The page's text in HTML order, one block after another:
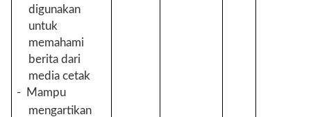
digunakan
untuk
memahami
berita dari
media cetak
-
Mampu
mengartikan